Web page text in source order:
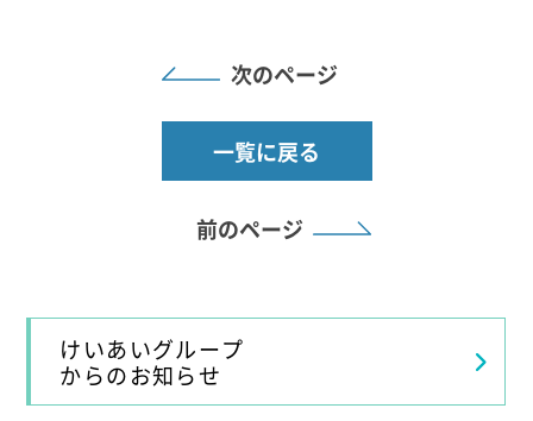
次のページ
一覧に戻る
前のページ
けいあいグループ
からのお知らせ